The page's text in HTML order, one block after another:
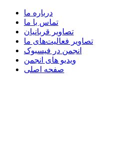
درباره ما
تماس با ما
تصاویر قربانیان
تصاویر فعالیت‌های ما
انجمن در فیسبوک
ویدیو های انجمن
صفحه اصلی